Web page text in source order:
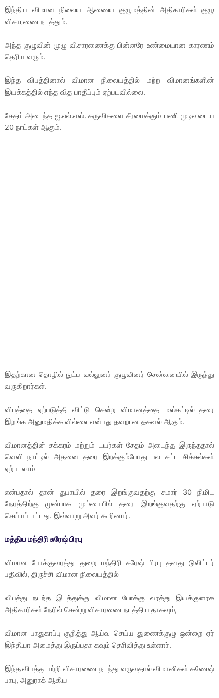
இந்திய விமான நிலைய ஆணைய குழுமத்தின் அதிகாரிகள் குழு
விசாரணை நடத்தும்.
அந்த குழுவின் முழு விசாரணைக்கு பின்னரே உண்மையான காரணம்
தெரிய வரும்.
இந்த விபத்தினால் விமான நிலையத்தில் மற்ற விமானங்களின்
இயக்கத்தில் எந்த வித பாதிப்பும் ஏற்படவில்லை.
சேதம் அடைந்த ஐ.எல்.எஸ். கருவிகளை சீரமைக்கும் பணி முடிவடைய
20 நாட்கள் ஆகும்.
இதற்கான தொழில் நுட்ப வல்லுனர் குழுவினர் சென்னையில் இருந்து
வருகிறார்கள்.
விபத்தை ஏற்படுத்தி விட்டு சென்ற விமானத்தை மஸ்கட்டில் தரை
இறங்க அனுமதிக்க வில்லை என்பது தவறான தகவல் ஆகும்.
விமானத்தின் சக்கரம் மற்றும் டயர்கள் சேதம் அடைந்து இருந்ததால்
வெளி நாட்டில் அதனை தரை இறக்கும்போது பல சட்ட சிக்கல்கள்
ஏற்படலாம்
என்பதால் தான் துபாயில் தரை இறங்குவதற்கு சுமார் 30 நிமிட
நேரத்திற்கு முன்பாக மும்பையில் தரை இறங்குவதற்கு ஏற்பாடு
செய்யப் பட்டது. இவ்வாறு அவர் கூறினார்.
மத்திய மந்திரி சுரேஷ் பிரபு
விமான போக்குவரத்து துறை மந்திரி சுரேஷ் பிரபு தனது டுவிட்டர்
பதிவில், திருச்சி விமான நிலையத்தில்
விபத்து நடந்த இடத்துக்கு விமான போக்கு வரத்து இயக்குனரக
அதிகாரிகள் நேரில் சென்று விசாரணை நடத்திய தாகவும்,
விமான பாதுகாப்பு குறித்து ஆய்வு செய்ய துணைக்குழு ஒன்றை ஏர்
இந்தியா அமைத்து இருப்பதா கவும் தெரிவித்து உள்ளார்.
இந்த விபத்து பற்றி விசாரணை நடந்து வருவதால் விமானிகள் கணேஷ்
பாபு, அனுராக் ஆகிய